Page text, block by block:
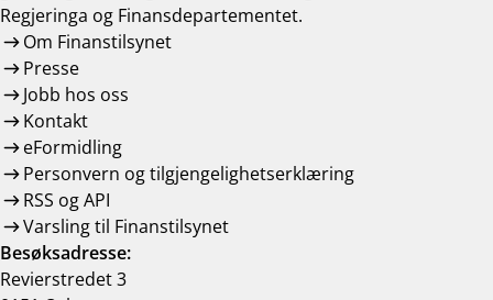
Regjeringa og Finansdepartementet.
Om Finanstilsynet
Presse
Jobb hos oss
Kontakt
eFormidling
Personvern og tilgjengelighetserklæring
RSS og API
Varsling til Finanstilsynet
Besøksadresse:
Revierstredet 3